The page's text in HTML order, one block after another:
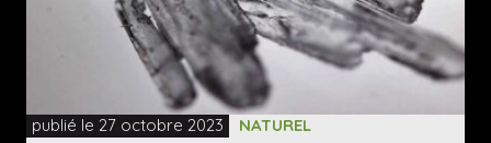
publié le 27 octobre 2023 NATUREL